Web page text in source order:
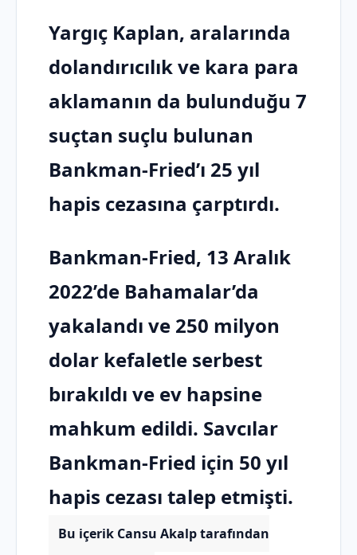
Yargıç Kaplan, aralarında
dolandırıcılık ve kara para
aklamanın da bulunduğu 7
suçtan suçlu bulunan
Bankman-Fried’ı 25 yıl
hapis cezasına çarptırdı.
Bankman-Fried, 13 Aralık
2022’de Bahamalar’da
yakalandı ve 250 milyon
dolar kefaletle serbest
bırakıldı ve ev hapsine
mahkum edildi. Savcılar
Bankman-Fried için 50 yıl
hapis cezası talep etmişti.
Bu içerik Cansu Akalp tarafından